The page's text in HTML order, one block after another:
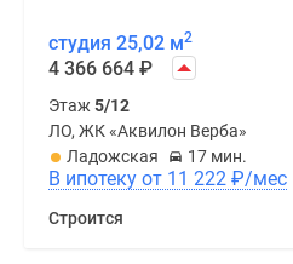
студия 25,02 м2
4 366 664 ₽
Этаж 5/12
ЛО, ЖК «Аквилон Верба»
Ладожская
17 мин.
В ипотеку от 11 222 ₽/мес
Строится